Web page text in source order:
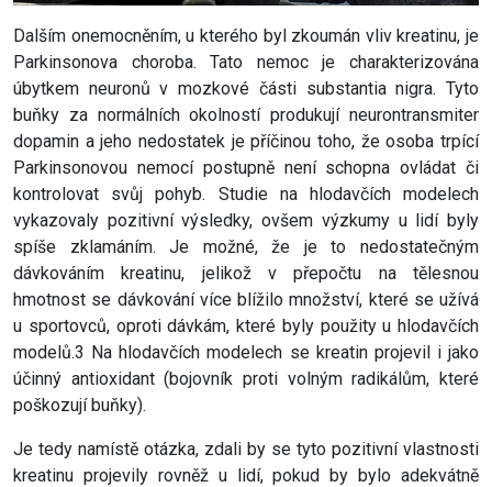
Dalším onemocněním, u kterého byl zkoumán vliv kreatinu, je
Parkinsonova choroba. Tato nemoc je charakterizována
úbytkem neuronů v mozkové části substantia nigra. Tyto
buňky za normálních okolností produkují neurontransmiter
dopamin a jeho nedostatek je příčinou toho, že osoba trpící
Parkinsonovou nemocí postupně není schopna ovládat či
kontrolovat svůj pohyb. Studie na hlodavčích modelech
vykazovaly pozitivní výsledky, ovšem výzkumy u lidí byly
spíše zklamáním. Je možné, že je to nedostatečným
dávkováním kreatinu, jelikož v přepočtu na tělesnou
hmotnost se dávkování více blížilo množství, které se užívá
u sportovců, oproti dávkám, které byly použity u hlodavčích
modelů.3 Na hlodavčích modelech se kreatin projevil i jako
účinný antioxidant (bojovník proti volným radikálům, které
poškozují buňky).
Je tedy namístě otázka, zdali by se tyto pozitivní vlastnosti
kreatinu projevily rovněž u lidí, pokud by bylo adekvátně